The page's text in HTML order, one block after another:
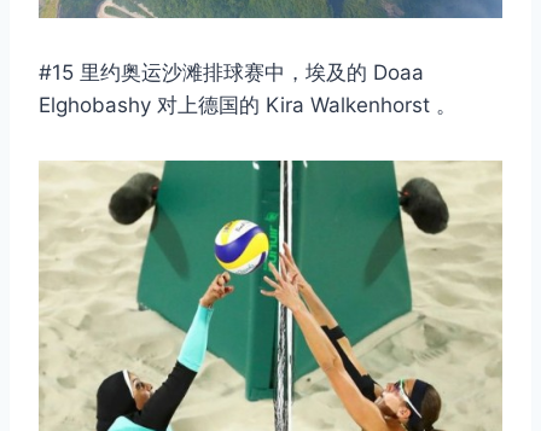
#15 里约奥运沙滩排球赛中，埃及的 Doaa
Elghobashy 对上德国的 Kira Walkenhorst 。